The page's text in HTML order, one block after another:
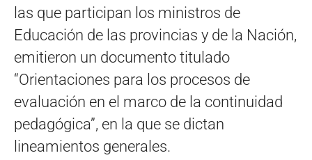
las que participan los ministros de
Educación de las provincias y de la Nación,
emitieron un documento titulado
“Orientaciones para los procesos de
evaluación en el marco de la continuidad
pedagógica”, en la que se dictan
lineamientos generales.